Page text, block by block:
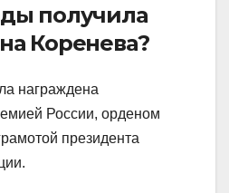
получила
Коренева?
награждена
России, орденом
президента